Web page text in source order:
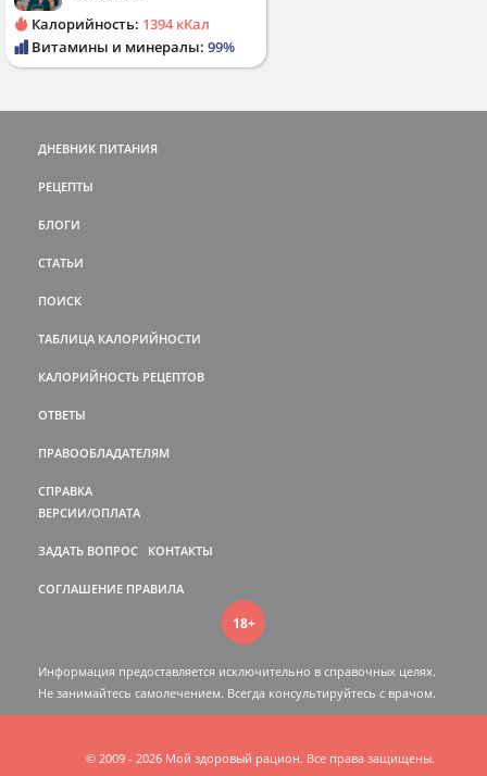
Калорийность: 1394 кКал
Витамины и минералы: 99%
ДНЕВНИК ПИТАНИЯ
РЕЦЕПТЫ
БЛОГИ
СТАТЬИ
ПОИСК
ТАБЛИЦА КАЛОРИЙНОСТИ
КАЛОРИЙНОСТЬ РЕЦЕПТОВ
ОТВЕТЫ
ПРАВООБЛАДАТЕЛЯМ
СПРАВКА
ВЕРСИИ/ОПЛАТА
ЗАДАТЬ ВОПРОС КОНТАКТЫ
СОГЛАШЕНИЕ ПРАВИЛА
18+
Информация предоставляется исключительно в справочных целях.
Не занимайтесь самолечением. Всегда консультируйтесь c врачом.
© 2009 - 2026 Мой здоровый рацион. Все права защищены.